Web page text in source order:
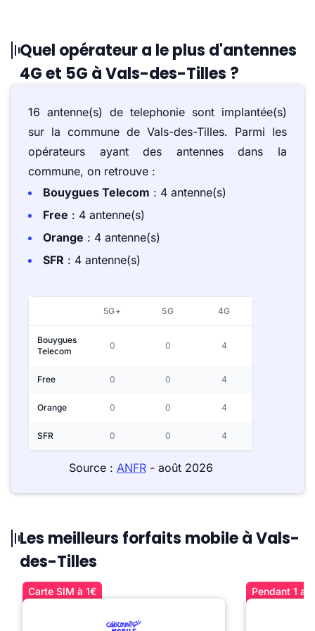
Quel opérateur a le plus d'antennes
4G et 5G à Vals-des-Tilles ?
16 antenne(s) de telephonie sont implantée(s)
sur la commune de Vals-des-Tilles. Parmi les
opérateurs ayant des antennes dans la
commune, on retrouve :
Bouygues Telecom : 4 antenne(s)
Free : 4 antenne(s)
Orange : 4 antenne(s)
SFR : 4 antenne(s)
5G+ 5G 4G
Bouygues
Telecom
0 0 4
Free 0 0 4
Orange 0 0 4
SFR 0 0 4
Source : ANFR- août 2026
Les meilleurs forfaits mobile à Vals-
des-Tilles
Carte SIM à 1€ Pendant 1